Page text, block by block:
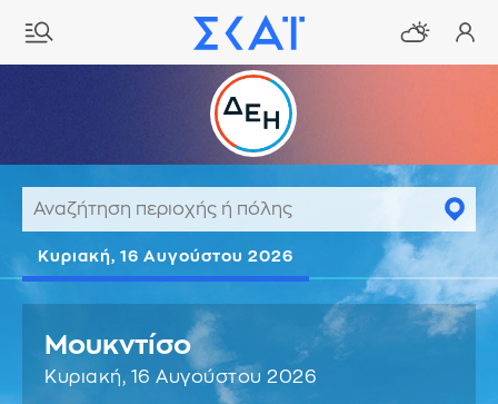
Κυριακή, 16 Αυγούστου 2026
Μουκντίσο
Κυριακή, 16 Αυγούστου 2026